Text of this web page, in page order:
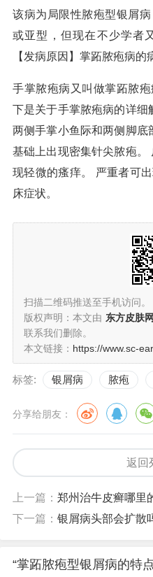
该病为局限性脓疱型银屑
或亚型，但现在不少学者
【发病原因】掌跖脓疱病的
手掌脓疱病又叫做掌跖脓
下是关于手掌脓疱病的详细
两侧手掌小鱼际和两侧脚底
基础上出现密集针尖脓疱。
现轻微的瘙痒。 严重者可
床症状。
扫描二维码推送至手机访问。
版权声明：本文由 东方皮肤网
联系我们删除。
本文链接： https://www.sc-
标签: 银屑病 脓疱
分享给朋友：
返回
上一篇： 郑州治牛皮癣哪里
下一篇： 银屑病头部会扩散吗
“掌跖脓疱型银屑病的特